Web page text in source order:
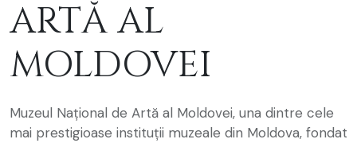
ARTĂ AL
MOLDOVEI
Muzeul Național de Artă al Moldovei, una dintre cele
mai prestigioase instituții muzeale din Moldova, fondat